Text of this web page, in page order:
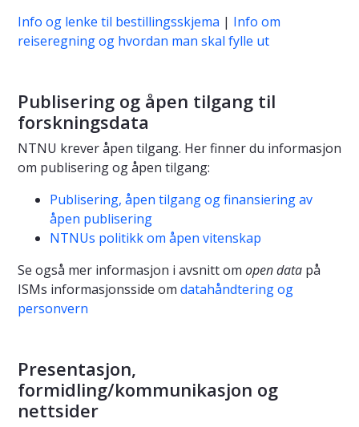
Info og lenke til bestillingsskjema | Info om
reiseregning og hvordan man skal fylle ut
Publisering og åpen tilgang til
forskningsdata
NTNU krever åpen tilgang. Her finner du informasjon
om publisering og åpen tilgang:
Publisering, åpen tilgang og finansiering av
åpen publisering
NTNUs politikk om åpen vitenskap
Se også mer informasjon i avsnitt om open data på
ISMs informasjonsside om datahåndtering og
personvern
Presentasjon,
formidling/kommunikasjon og
nettsider